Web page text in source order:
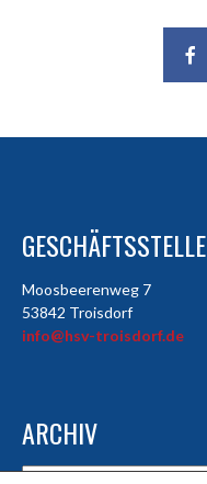
GESCHÄFTSSTELLE
Moosbeerenweg 7
53842 Troisdorf
info@hsv-troisdorf.de
ARCHIV
Archiv